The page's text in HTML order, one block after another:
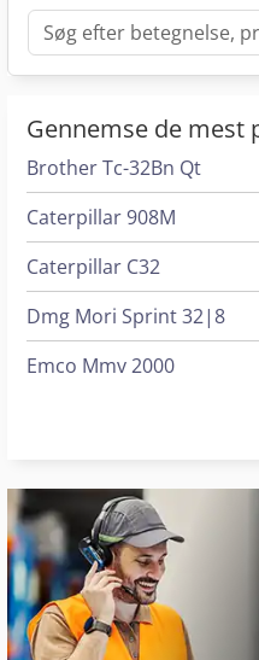
Gennemse de
Brother Tc-32Bn Qt
Caterpillar 908M
Caterpillar C32
Dmg Mori Sprint 32|8
Emco Mmv 2000
Gildemeister Ctx 210